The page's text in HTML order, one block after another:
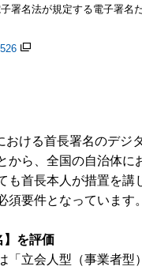
署名法が規定する電子署名
ける首長署名のデジ
から、全国の自治体に
も首長本人が措置を講
要件となっています。
】を評価
立会人型（事業者型